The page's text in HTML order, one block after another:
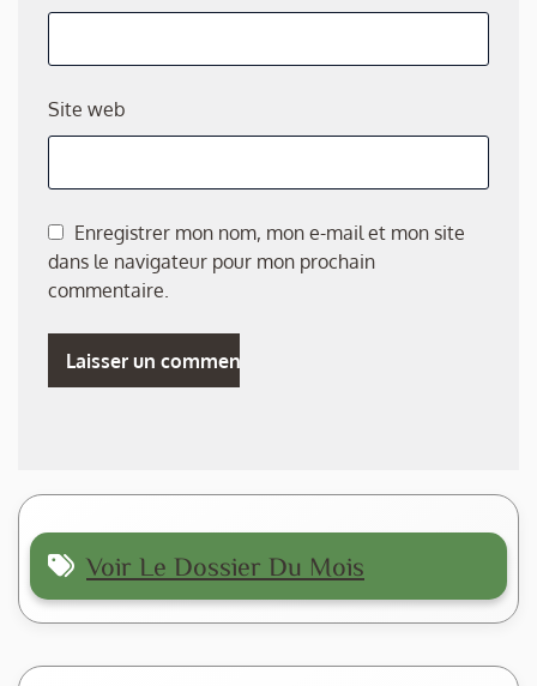
Site web
Enregistrer mon nom, mon e-mail et mon site
dans le navigateur pour mon prochain
commentaire.
Voir Le Dossier Du Mois